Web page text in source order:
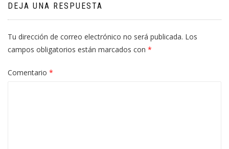
DEJA UNA RESPUESTA
Tu dirección de correo electrónico no será publicada. Los
campos obligatorios están marcados con *
Comentario *